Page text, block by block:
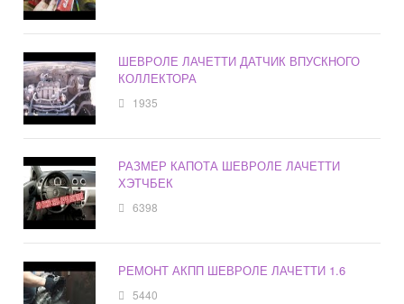
ШЕВРОЛЕ ЛАЧЕТТИ ДАТЧИК ВПУСКНОГО
КОЛЛЕКТОРА
1935
РАЗМЕР КАПОТА ШЕВРОЛЕ ЛАЧЕТТИ
ХЭТЧБЕК
6398
РЕМОНТ АКПП ШЕВРОЛЕ ЛАЧЕТТИ 1.6
5440